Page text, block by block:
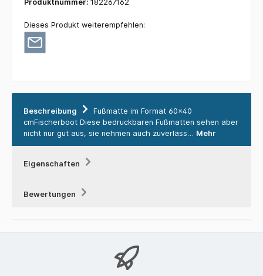
Produktnummer: 182267162
Dieses Produkt weiterempfehlen:
Beschreibung
Fußmatte im Format 60x40
cmFischerboot Diese bedruckbaren Fußmatten sehen aber
nicht nur gut aus, sie nehmen auch zuverläss… Mehr
Eigenschaften
Bewertungen